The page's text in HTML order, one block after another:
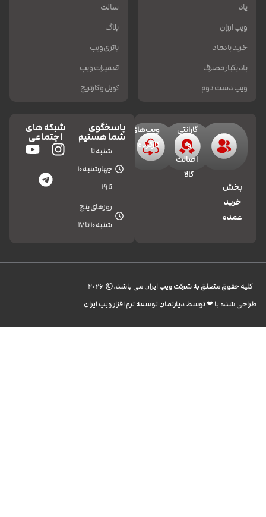
پاد
ویپ ارزان
خرید پادماد
پاد یکبار مصرف
ویپ دست دوم
سالت
بلاگ
باتری ویپ
تعمیرات ویپ
کویل و کارتریج
بخش
خرید
عمده
گارانتی
و
اصالت
کالا
ویپ‌های
کارکرده
پاسخگوی
شما هستیم
شنبه تا
چهارشنبه 10
تا 19
روزهای پنج
شنبه 10 تا 17
شبکه های
اجتماعی
کليه حقوق متعلق به شرکت ویپ ایران می باشد.© 2026
طراحی شده با ❤︎ توسط دپارتمان توسعه نرم افزار ویپ ایران